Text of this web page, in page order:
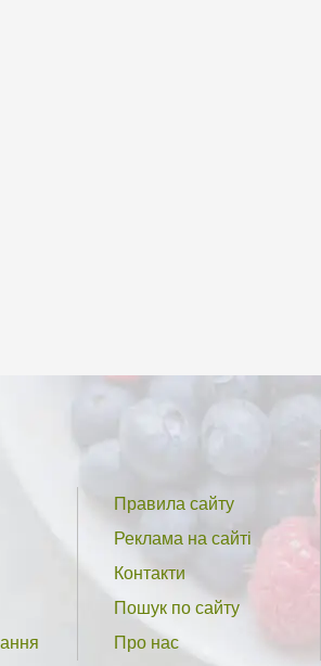
Правила сайту
Реклама на сайті
Контакти
Пошук по сайту
Про нас